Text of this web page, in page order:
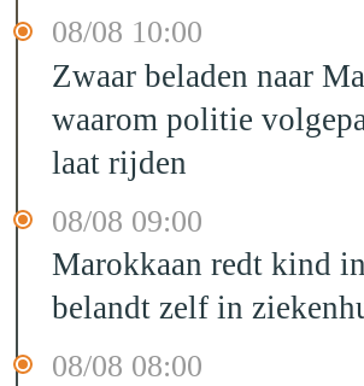
08/08 10:00
Zwaar beladen naar
waarom politie
laat rijden
08/08 09:00
Marokkaan redt kind
belandt zelf in
08/08 08:00